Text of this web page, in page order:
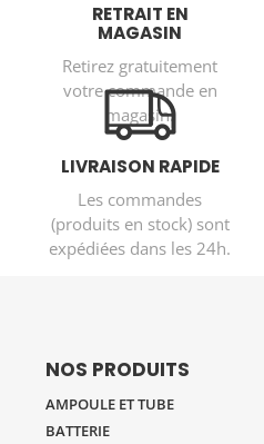
RETRAIT EN
MAGASIN
Retirez gratuitement
votre commande en
magasin.
LIVRAISON RAPIDE
Les commandes
(produits en stock) sont
expédiées dans les 24h.
NOS PRODUITS
AMPOULE ET TUBE
BATTERIE